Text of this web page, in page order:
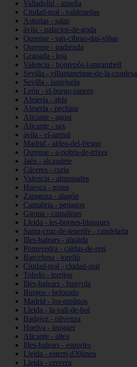
Valladolid - urueña
Ciudad-real - valdepeñas
Asturias - salas
ávila - palacios-de-goda
Ourense - san-cibrao-das-viñas
Ourense - padrenda
Granada - loja
Valencia - bonrepòs-i-mirambell
Sevilla - villamanrique-de-la-condesa
Sevilla - lantejuela
León - el-burgo-ranero
Almería - abla
Almería - pechina
Alicante - agost
Alicante - sax
ávila - el-arenal
Madrid - aldea-del-fresno
Ourense - a-pobra-de-trives
Jaén - alcaudete
Cáceres - coria
Valencia - almussafes
Huesca - graus
Zaragoza - alagón
Cantabria - penagos
Girona - cantallops
Lleida - les-borges-blanques
Santa-cruz-de-tenerife - candelaria
Illes-balears - algaida
Pontevedra - caldas-de-reis
Barcelona - torelló
Ciudad-real - ciudad-real
Toledo - torrijos
Illes-balears - bunyola
Burgos - belorado
Madrid - los-molinos
Lleida - la-vall-de-boí
Badajoz - olivenza
Huelva - moguer
Alicante - altea
Illes-balears - esporles
Lleida - esterri-d39àneu
Lleida - cervera